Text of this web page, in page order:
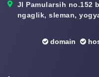
Jl Pamularsih no.152
ngaglik, sleman,
domain